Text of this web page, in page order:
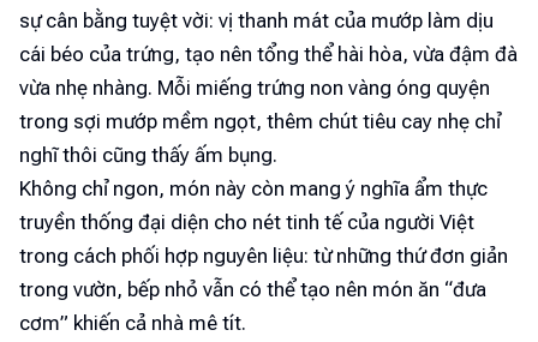
sự cân bằng tuyệt vời: vị thanh mát của mướp làm dịu
cái béo của trứng, tạo nên tổng thể hài hòa, vừa đậm đà
vừa nhẹ nhàng. Mỗi miếng trứng non vàng óng quyện
trong sợi mướp mềm ngọt, thêm chút tiêu cay nhẹ chỉ
nghĩ thôi cũng thấy ấm bụng.
Không chỉ ngon, món này còn mang ý nghĩa ẩm thực
truyền thống đại diện cho nét tinh tế của người Việt
trong cách phối hợp nguyên liệu: từ những thứ đơn giản
trong vườn, bếp nhỏ vẫn có thể tạo nên món ăn “đưa
cơm” khiến cả nhà mê tít.